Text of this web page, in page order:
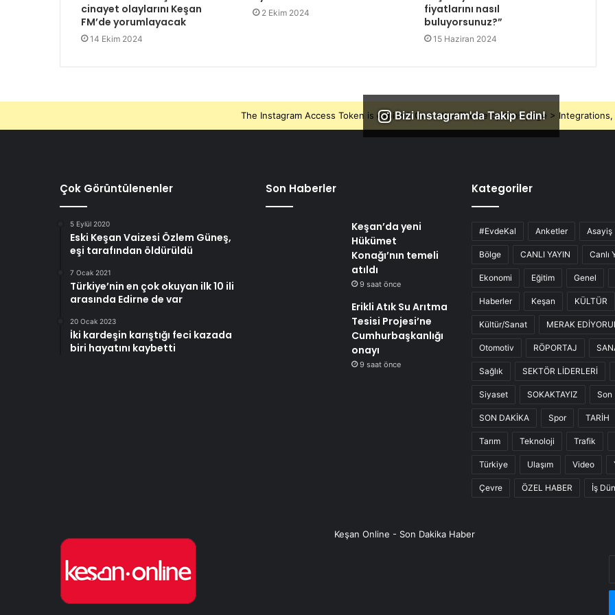
cinayet olaylarını Keşan
FM’de yorumlayacak
14 Ekim 2024
2 Ekim 2024
fiyatlarını nasıl
buluyorsunuz?”
15 Haziran 2024
Bizi Instagram'da Takip Edin!
The Instagram Access Token is expired, Go to the Theme options page >
Çok Görüntülenenler
5 Eylül 2020
Eski Keşan Vaizesi Özlem Güneş,
eşi tarafından öldürüldü
7 Ocak 2021
Türkiye’nin en çok okuyan ilk 10 ili
arasında Edirne de var
20 Ocak 2023
İki kardeşin karıştığı feci kazada
biri hayatını kaybetti
Son Haberler
Keşan’da yeni
Hükümet
Konağı’nın temeli
atıldı
9 saat önce
Erikli Atık Su Arıtma
Tesisi Projesi’ne
Cumhurbaşkanlığı
onayı
9 saat önce
Kategoriler
#EvdeKal Anketler Asayiş
Bölge CANLI YAYIN Canlı
Ekonomi Eğitim Genel
Haberler Keşan KÜLTÜR
Kültür/Sanat MERAK
Otomotiv RÖPORTAJ
Sağlık SEKTÖR LİDERLERİ
Siyaset SOKAKTAYIZ Son
SON DAKİKA Spor TARİH
Tarım Teknoloji Trafik
Türkiye Ulaşım Video
Çevre ÖZEL HABER İş
Keşan Online - Son Dakika Haber